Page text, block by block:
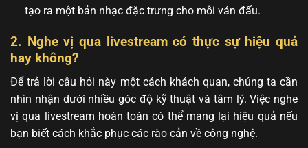
tạo ra một bản nhạc đặc trưng cho mỗi ván đấu.
2. Nghe vị qua livestream có thực sự hiệu quả
hay không?
Để trả lời câu hỏi này một cách khách quan, chúng ta cần
nhìn nhận dưới nhiều góc độ kỹ thuật và tâm lý. Việc nghe
vị qua livestream hoàn toàn có thể mang lại hiệu quả nếu
bạn biết cách khắc phục các rào cản về công nghệ.